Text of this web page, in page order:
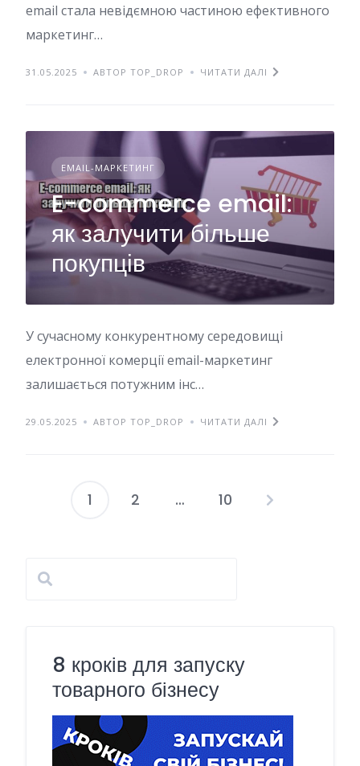
email стала невідємною частиною ефективного
маркетинг…
31.05.2025 АВТОР TOP_DROP ЧИТАТИ ДАЛІ
EMAIL-МАРКЕТИНГ
E-commerce email:
як залучити більше
покупців
У сучасному конкурентному середовищі
електронної комерції email-маркетинг
залишається потужним інс…
29.05.2025 АВТОР TOP_DROP ЧИТАТИ ДАЛІ
Навігація
1 2 … 10
8 кроків для запуску
товарного бізнесу